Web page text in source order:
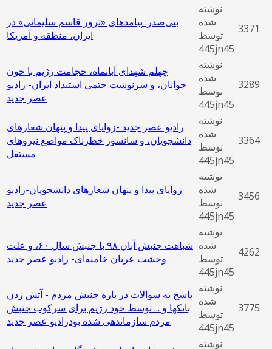
بنی‌صدر: پیامدهای «ترور قاسم سلیمانی» در
ایران، منطقه و آمریکا
نوشته
شده
توسط
445jn45
3371
چهلم شهدای آبانماه، حجامت رژیم با خون
جوانان، و سرنوشت حتمی استبداد ایران- رادیو
عصر جدید
نوشته
شده
توسط
445jn45
3289
رادیو عصر جدید -زوایای پیدا و پنهان شعارهای
دانشجویان، و سانسور خطرناک مواضع نیروهای
مستقل
نوشته
شده
توسط
445jn45
3364
زوایای پیدا و پنهان شعارهای دانشجویان-رادیو
عصر جدید
نوشته
شده
توسط
445jn45
3456
شباهت جنبش آبان ۹۸ با جنبش سال ۶۰، و علت
وحشت عریان خامنه‌ای- رادیو عصر جدید
نوشته
شده
توسط
445jn45
4262
پاسخ به سوالات در باره جنبش مردم - آتش زدن
بانکها و ... توسط خود رژیم برای سرکوب جنبش
مردم سازماندهی شده بودرادیو عصر جدید
نوشته
شده
توسط
445jn45
3775
نوشته